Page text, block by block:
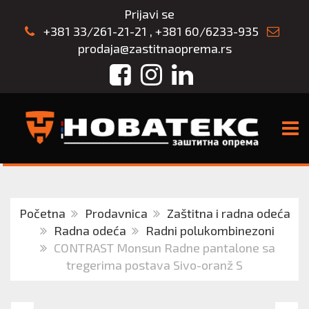
Prijavi se
+381 33/261-21-21 , +381 60/6233-935
prodaja@zastitnaoprema.rs
FacebookInstagram
LinkedIn
Početna Prodavnica
Zaštitna i radna odeća
Radna odeća
Radni polukombinezoni
CONTRAST Monsun Radne pantalone sa
tregerima postava Sivo-oranž S